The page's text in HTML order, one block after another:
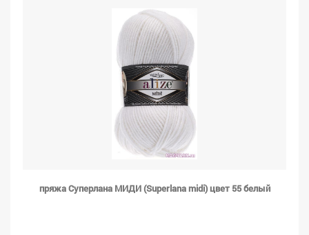
пряжа Суперлана МИДИ (Superlana midi) цвет 55 белый